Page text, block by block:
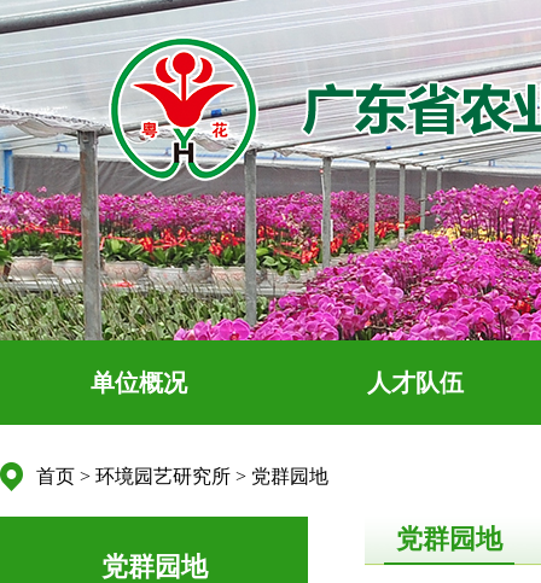
单位概况 人才队伍
首页 > 环境园艺研究所 > 党群园地
党群园地
党群园地